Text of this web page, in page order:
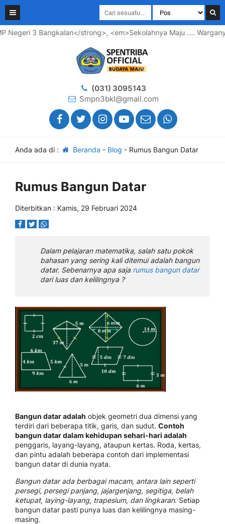
3 Bangkalan</strong>, <em>Sekolahnya Maju .... Warganya
(031) 3095143
Smpn3bkl@gmail.com
Anda ada di : Beranda - Blog - Rumus Bangun Datar
Rumus Bangun Datar
Diterbitkan : Kamis, 29 Februari 2024
Dalam pelajaran matematika, salah satu pokok
bahasan yang sering kali ditemui adalah bangun
datar. Sebenarnya apa saja rumus bangun datar
dari luas dan kelilingnya ?
Bangun datar adalah objek geometri dua dimensi yang
terdiri dari beberapa titik, garis, dan sudut. Contoh
bangun datar dalam kehidupan sehari-hari adalah
penggaris, layang-layang, ataupun kertas. Roda, kertas,
dan pintu adalah beberapa contoh dari implementasi
bangun datar di dunia nyata.
Bangun datar ada berbagai macam, antara lain seperti
persegi, persegi panjang, jajargenjang, segitiga, belah
ketupat, laying-layang, trapesium, dan lingkaran. Setiap
bangun datar pasti punya luas dan kelilingnya masing-
masing.